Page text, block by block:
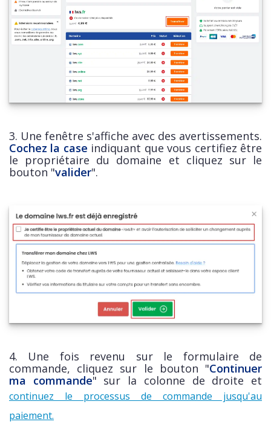
3. Une fenêtre s'affiche avec des avertissements.
Cochez la case indiquant que vous certifiez être
le propriétaire du domaine et cliquez sur le
bouton "valider".
4. Une fois revenu sur le formulaire de
commande, cliquez sur le bouton "Continuer
ma commande" sur la colonne de droite et
continuez le processus de commande jusqu'au
paiement.